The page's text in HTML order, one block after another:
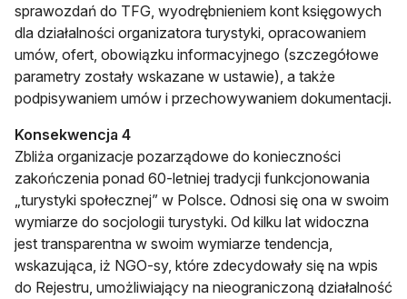
sprawozdań do TFG, wyodrębnieniem kont księgowych
dla działalności organizatora turystyki, opracowaniem
umów, ofert, obowiązku informacyjnego (szczegółowe
parametry zostały wskazane w ustawie), a także
podpisywaniem umów i przechowywaniem dokumentacji.
Konsekwencja 4
Zbliża organizacje pozarządowe do konieczności
zakończenia ponad 60-letniej tradycji funkcjonowania
„turystyki społecznej” w Polsce. Odnosi się ona w swoim
wymiarze do socjologii turystyki. Od kilku lat widoczna
jest transparentna w swoim wymiarze tendencja,
wskazująca, iż NGO-sy, które zdecydowały się na wpis
do Rejestru, umożliwiający na nieograniczoną działalność